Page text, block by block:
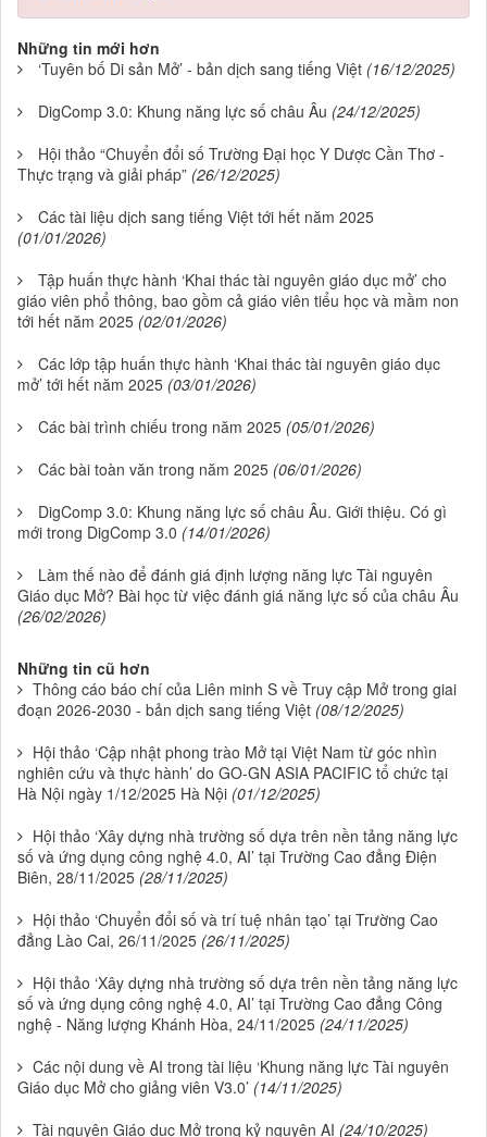
Những tin mới hơn
‘Tuyên bố Di sản Mở’ - bản dịch sang tiếng Việt (16/12/2025)
DigComp 3.0: Khung năng lực số châu Âu (24/12/2025)
Hội thảo “Chuyển đổi số Trường Đại học Y Dược Cần Thơ -
Thực trạng và giải pháp” (26/12/2025)
Các tài liệu dịch sang tiếng Việt tới hết năm 2025
(01/01/2026)
Tập huấn thực hành ‘Khai thác tài nguyên giáo dục mở’ cho
giáo viên phổ thông, bao gồm cả giáo viên tiểu học và mầm non
tới hết năm 2025 (02/01/2026)
Các lớp tập huấn thực hành ‘Khai thác tài nguyên giáo dục
mở’ tới hết năm 2025 (03/01/2026)
Các bài trình chiếu trong năm 2025 (05/01/2026)
Các bài toàn văn trong năm 2025 (06/01/2026)
DigComp 3.0: Khung năng lực số châu Âu. Giới thiệu. Có gì
mới trong DigComp 3.0 (14/01/2026)
Làm thế nào để đánh giá định lượng năng lực Tài nguyên
Giáo dục Mở? Bài học từ việc đánh giá năng lực số của châu Âu
(26/02/2026)
Những tin cũ hơn
Thông cáo báo chí của Liên minh S về Truy cập Mở trong giai
đoạn 2026-2030 - bản dịch sang tiếng Việt (08/12/2025)
Hội thảo ‘Cập nhật phong trào Mở tại Việt Nam từ góc nhìn
nghiên cứu và thực hành’ do GO-GN ASIA PACIFIC tổ chức tại
Hà Nội ngày 1/12/2025 Hà Nội (01/12/2025)
Hội thảo ‘Xây dựng nhà trường số dựa trên nền tảng năng lực
số và ứng dụng công nghệ 4.0, AI’ tại Trường Cao đẳng Điện
Biên, 28/11/2025 (28/11/2025)
Hội thảo ‘Chuyển đổi số và trí tuệ nhân tạo’ tại Trường Cao
đẳng Lào Cai, 26/11/2025 (26/11/2025)
Hội thảo ‘Xây dựng nhà trường số dựa trên nền tảng năng lực
số và ứng dụng công nghệ 4.0, AI’ tại Trường Cao đẳng Công
nghệ - Năng lượng Khánh Hòa, 24/11/2025 (24/11/2025)
Các nội dung về AI trong tài liệu ‘Khung năng lực Tài nguyên
Giáo dục Mở cho giảng viên V3.0’ (14/11/2025)
Tài nguyên Giáo dục Mở trong kỷ nguyên AI (24/10/2025)